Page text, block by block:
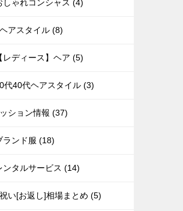
しゃれコンシャス (4)
アスタイル (8)
【レディース】ヘア (5)
代40代ヘアスタイル (3)
ション情報 (37)
ランド服 (18)
ンタルサービス (14)
い[お返し]相場まとめ (5)